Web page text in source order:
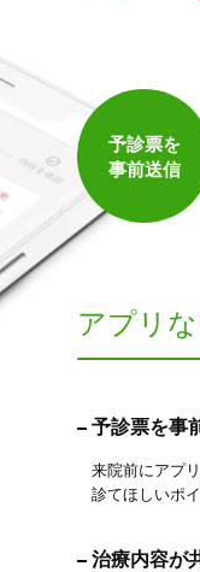
予診票を
事前送信
アプリ
予診票を事
来院前にアプ
診てほしいポ
治療内容が